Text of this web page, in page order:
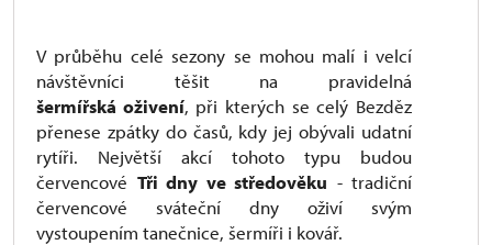
V průběhu celé sezony se mohou malí i velcí
návštěvníci těšit na pravidelná
šermířská oživení, při kterých se celý Bezděz
přenese zpátky do časů, kdy jej obývali udatní
rytíři. Největší akcí tohoto typu budou
červencové Tři dny ve středověku - tradiční
červencové sváteční dny oživí svým
vystoupením tanečnice, šermíři i kovář.